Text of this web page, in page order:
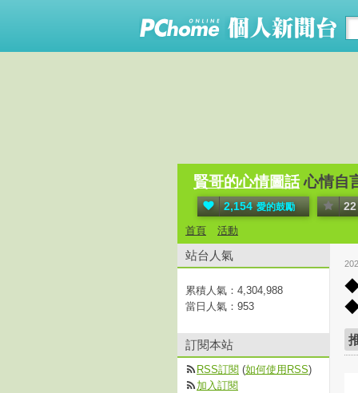
賢哥的心情圖話 心情自
2,154 愛的鼓勵 22
首頁 活動
◆
站台人氣
累積人氣： 4,304,988
當日人氣： 953
訂閱本站
RSS訂閱 (如何使用RSS)
加入訂閱